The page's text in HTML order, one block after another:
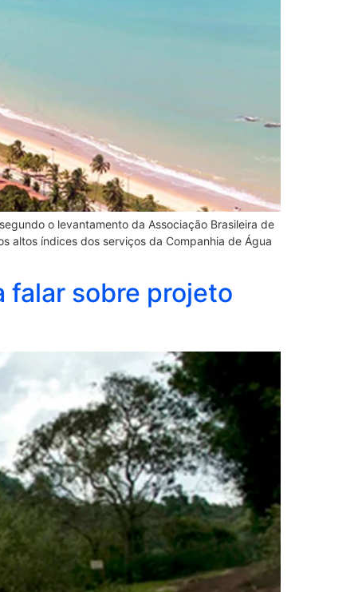
o levantamento da Associação Brasileira de
altos índices dos serviços da Companhia de Água
falar sobre projeto